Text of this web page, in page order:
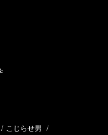
/ こじらせ男 /